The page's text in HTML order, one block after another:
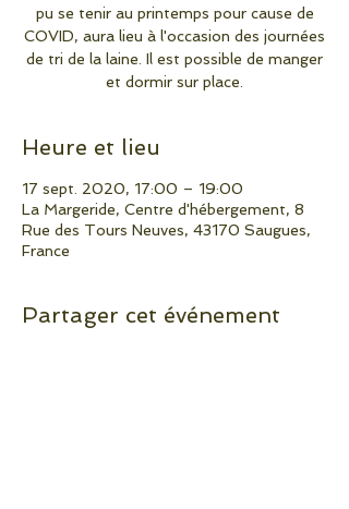
pu se tenir au printemps pour cause de
COVID, aura lieu à l'occasion des journées
de tri de la laine. Il est possible de manger
et dormir sur place.
Heure et lieu
17 sept. 2020, 17:00 – 19:00
La Margeride, Centre d'hébergement, 8
Rue des Tours Neuves, 43170 Saugues,
France
Partager cet événement